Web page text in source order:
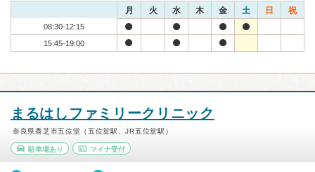
月 火 水 木 金 土 日 祝
08:30-12:15
15:45-19:00
まるはしファミリークリニック
奈良県香芝市五位堂（五位堂駅、JR五位堂駅）
駐車場あり マイナ受付